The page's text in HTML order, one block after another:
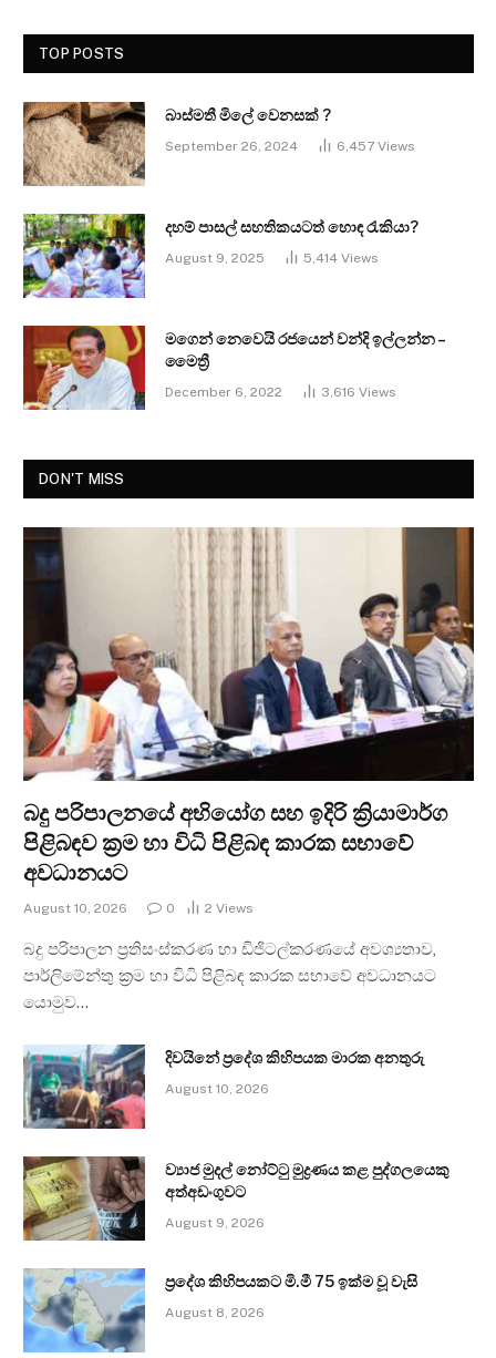
TOP POSTS
බාස්මතී මිලේ වෙනසක් ?
September 26, 2024 6,457 Views
දහම් පාසල් සහතිකයටත් හොඳ රැකියා?
August 9, 2025 5,414 Views
මගෙන් නෙවෙයි රජයෙන් වන්දි ඉල්ලන්න –
මෛත්‍රී
December 6, 2022 3,616 Views
DON'T MISS
බදු පරිපාලනයේ අභියෝග සහ ඉදිරි ක්‍රියාමාර්ග
පිළිබඳව ක්‍රම හා විධි පිළිබඳ කාරක සභාවේ
අවධානයට
August 10, 2026 0 2 Views
බදු පරිපාලන ප්‍රතිසංස්කරණ හා ඩිජිටල්කරණයේ අවශ්‍යතාව,
පාර්ලිමේන්තු ක්‍රම හා විධි පිළිබඳ කාරක සභාවේ අවධානයට
යොමුව…
දිවයිනේ ප්‍රදේශ කිහිපයක මාරක අනතුරු
August 10, 2026
ව්‍යාජ මුදල් නෝට්ටු මුද්‍රණය කළ පුද්ගලයෙකු
අත්අඩංගුවට
August 9, 2026
ප්‍රදේශ කිහිපයකට මි.මී 75 ඉක්ම වූ වැසි
August 8, 2026